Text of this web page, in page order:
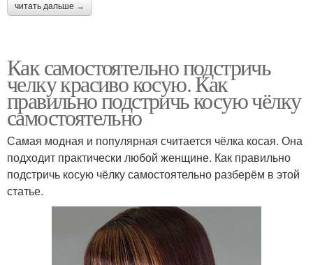
читать дальше →
Как самостоятельно подстричь
челку красиво косую. Как
правильно подстричь косую чёлку
самостоятельно
Самая модная и популярная считается чёлка косая. Она
подходит практически любой женщине. Как правильно
подстричь косую чёлку самостоятельно разберём в этой
статье.